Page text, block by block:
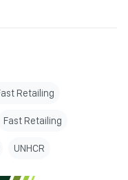
Retailing
Fast Retailing
UNHCR